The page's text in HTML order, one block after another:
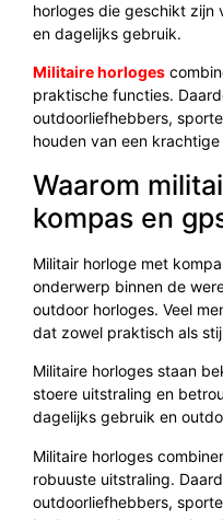
horloges die geschikt zijn
en dagelijks gebruik.
Militaire horloges
praktische functies.
outdoorliefhebbers,
houden van een
Waarom
kompas en
Militair horloge met
onderwerp binnen de
outdoor horloges. Veel
dat zowel praktisch als
Militaire horloges staan
stoere uitstraling en
dagelijks gebruik en
Militaire horloges
robuuste uitstraling.
outdoorliefhebbers,